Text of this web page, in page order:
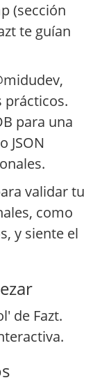
(sección
te guían
prácticos.
para una
JSON
validar tu
como
y siente el
de Fazt.